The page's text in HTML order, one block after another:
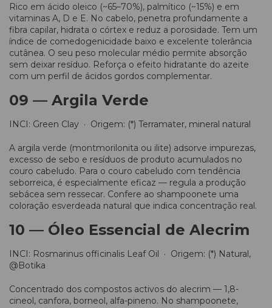
Rico em ácido oleico (~65–70%), palmítico (~15%) e em
vitaminas A, D e E. No cabelo, penetra profundamente a
fibra capilar, hidrata o córtex e reduz a porosidade. Tem um
índice de comedogenicidade baixo e excelente tolerância
cutânea. O seu peso molecular médio permite absorção
sem deixar resíduo. Reforça o efeito hidratante do azeite
com um perfil de ácidos gordos complementar.
09 — Argila Verde
INCI: Green Clay · Origem: (*) Terramater, mineral natural
A argila verde (montmorilonita ou ilite) adsorve impurezas,
excesso de sebo e resíduos de produto acumulados no
couro cabeludo. Para o couro cabeludo com tendência
seborreica, é especialmente eficaz — regula a produção
sebácea sem ressecar. Confere ao shampoonete uma
coloração esverdeada natural que indica concentração real.
10 — Óleo Essencial de Alecrim
INCI: Rosmarinus officinalis Leaf Oil · Origem: (*) Natural,
@Botika
Concentrado dos compostos activos do alecrim — 1,8-
cineol, canfora, borneol, alfa-pineno. No shampoonete,